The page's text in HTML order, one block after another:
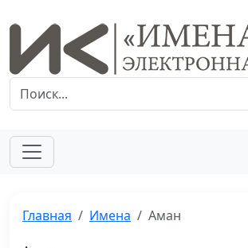
Главная Имена Аман